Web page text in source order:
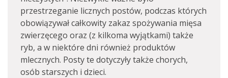
przestrzeganie licznych postów, podczas których
obowiązywał całkowity zakaz spożywania mięsa
zwierzęcego oraz (z kilkoma wyjątkami) także
ryb, a w niektóre dni również produktów
mlecznych. Posty te dotyczyły także chorych,
osób starszych i dzieci.